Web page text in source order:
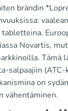
brändin
Novartis,
Tämä
salpaajiin
on
vähentäminen.